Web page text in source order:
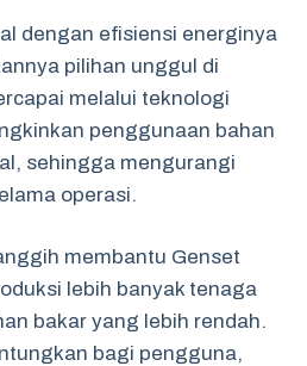
dengan efisiensi energinya
pilihan unggul di
melalui teknologi
penggunaan bahan
sehingga mengurangi
operasi.
membantu Genset
lebih banyak tenaga
bakar yang lebih rendah.
bagi pengguna,